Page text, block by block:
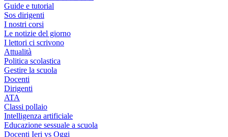
Guide e tutorial
Sos dirigenti
I nostri corsi
Le notizie del giorno
I lettori ci scrivono
Attualità
Politica scolastica
Gestire la scuola
Docenti
Dirigenti
ATA
Classi pollaio
Intelligenza artificiale
Educazione sessuale a scuola
Docenti Ieri vs Oggi